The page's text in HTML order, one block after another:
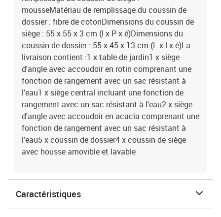
mousseMatériau de remplissage du coussin de
dossier : fibre de cotonDimensions du coussin de
siège : 55 x 55 x 3 cm (l x P x é)Dimensions du
coussin de dossier : 55 x 45 x 13 cm (L x l x é)La
livraison contient :1 x table de jardin1 x siège
d'angle avec accoudoir en rotin comprenant une
fonction de rangement avec un sac résistant à
l'eau1 x siège central incluant une fonction de
rangement avec un sac résistant à l'eau2 x siège
d'angle avec accoudoir en acacia comprenant une
fonction de rangement avec un sac résistant à
l'eau5 x coussin de dossier4 x coussin de siège
avec housse amovible et lavable
Caractéristiques